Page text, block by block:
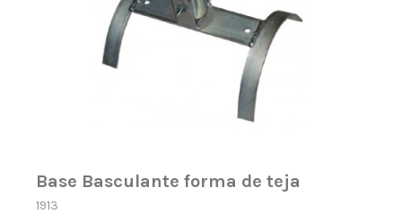
Base Basculante forma de teja
1913